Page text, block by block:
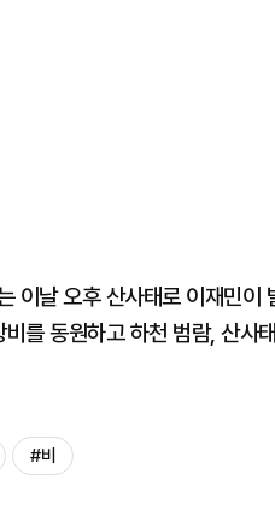
이날 오후 산사태로 이재민
를 동원하고 하천 범람, 산사
#비